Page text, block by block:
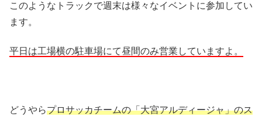
このようなトラックで週末は様々なイベントに参加してい
ます。
平日は工場横の駐車場にて昼間のみ営業していますよ。
どうやらプロサッカチームの「大宮アルディージャ」のス